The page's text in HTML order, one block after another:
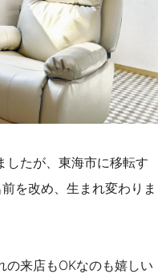
したが、東海市に移転す
を改め、生まれ変わりま
の来店もOKなのも嬉しい